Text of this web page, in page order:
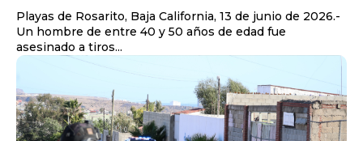
Playas de Rosarito, Baja California, 13 de junio de 2026.-
Un hombre de entre 40 y 50 años de edad fue
asesinado a tiros...